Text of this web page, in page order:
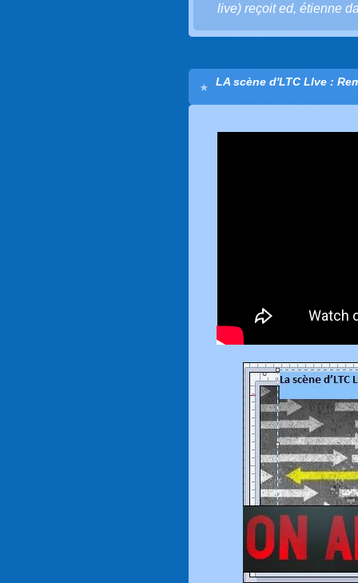
live) reçoit ed, étienne
LA scène d'LTC LIve :